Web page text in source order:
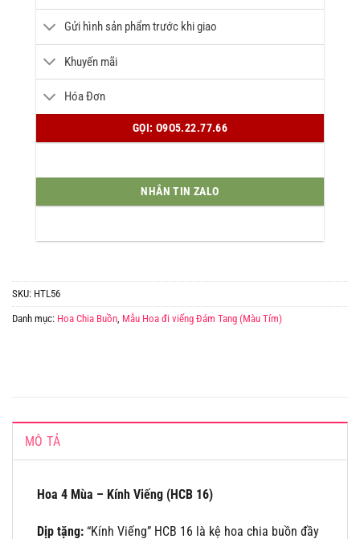
Gửi hình sản phẩm trước khi giao
Khuyến mãi
Hóa Đơn
GỌI: O9O5.22.77.66
NHẮN TIN ZALO
SKU: HTL56
Danh mục: Hoa Chia Buồn Mẫu Hoa đi viếng Đám Tang (Màu Tím)
MÔ TẢ
Hoa 4 Mùa – Kính Viếng (HCB 16)
Dịp tặng: “Kính Viếng” HCB 16 là kệ hoa chia buồn đầy